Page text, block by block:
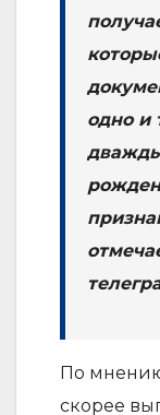
одно и
По
скорее